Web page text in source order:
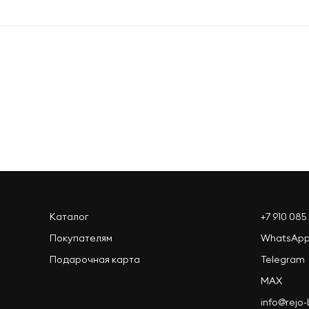
Каталог
Покупателям
Подарочная карта
+7 910 085
WhatsApp
Telegram
MAX